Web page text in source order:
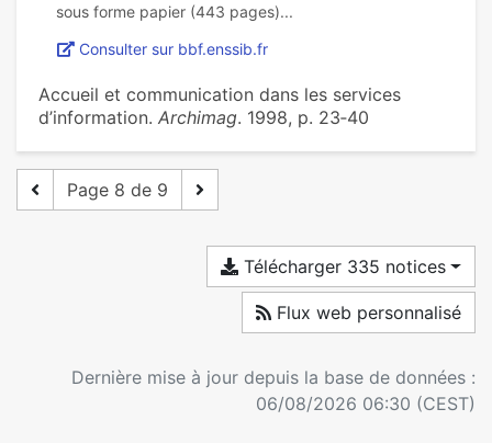
Consulter sur bbf.enssib.fr
Accueil et communication dans les services
d’information. Archimag. 1998, p. 23‑40
Page 8 de 9
Télécharger 335 notices
Flux web personnalisé
Dernière mise à jour depuis la base de données :
06/08/2026 06:30 (CEST)